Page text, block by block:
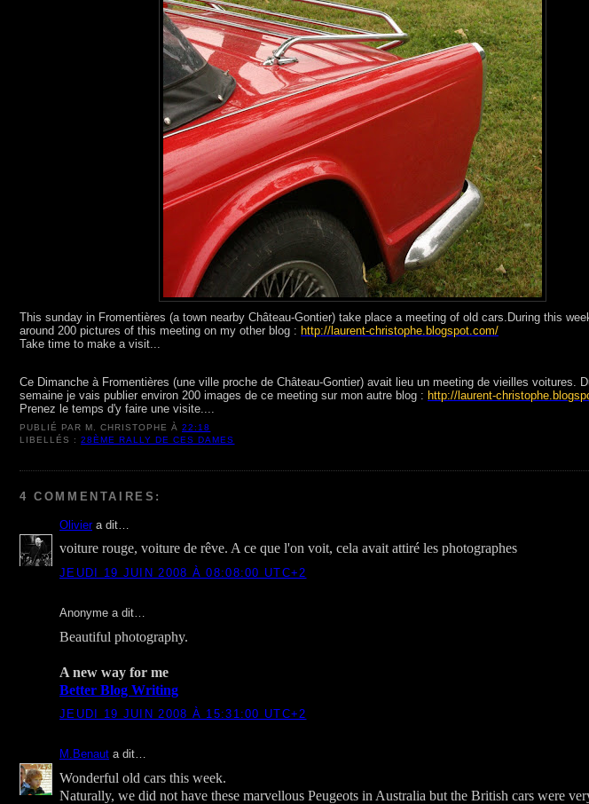
This sunday in Fromentières (a town nearby Château-Gontier) take place a meeting of old cars.During this
around 200 pictures of this meeting on my other blog : http://laurent-christophe.blogspot.com/
Take time to make a visit...
Ce Dimanche à Fromentières (une ville proche de Château-Gontier) avait lieu un meeting de vieilles voitures.
semaine je vais publier environ 200 images de ce meeting sur mon autre blog : http://laurent-
Prenez le temps d'y faire une visite....
PUBLIÉ PAR M. CHRISTOPHE À22:18
LIBELLÉS :28ÈME RALLY DE CES DAMES
4 COMMENTAIRES:
Oliviera dit…
voiture rouge, voiture de rêve. A ce que l'on voit, cela avait attiré les photographes
JEUDI 19 JUIN 2008 À 08:08:00 UTC+2
Anonyme a dit…
Beautiful photography.
A new way for me
Better Blog Writing
JEUDI 19 JUIN 2008 À 15:31:00 UTC+2
M.Benaut a dit…
Wonderful old cars this week.
Naturally, we did not have these marvellous Peugeots in Australia but the British cars were